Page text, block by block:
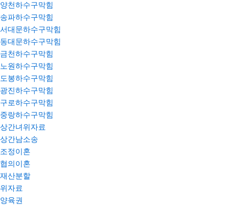
양천하수구막힘
송파하수구막힘
서대문하수구막힘
동대문하수구막힘
금천하수구막힘
노원하수구막힘
도봉하수구막힘
광진하수구막힘
구로하수구막힘
중랑하수구막힘
상간녀위자료
상간남소송
조정이혼
협의이혼
재산분할
위자료
양육권